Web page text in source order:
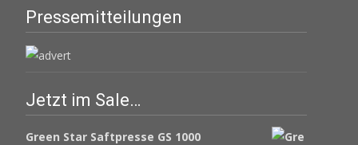
Pressemitteilungen
Jetzt im Sale…
Green Star Saftpresse GS 1000